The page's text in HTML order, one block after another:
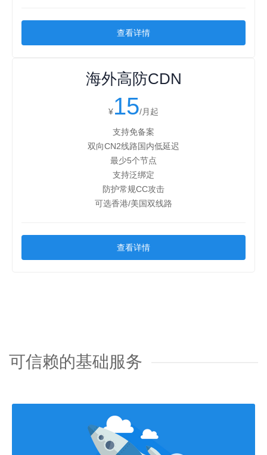
查看详情
海外高防CDN
¥15/月起
支持免备案
双向CN2线路国内低延迟
最少5个节点
支持泛绑定
防护常规CC攻击
可选香港/美国双线路
查看详情
可信赖的基础服务